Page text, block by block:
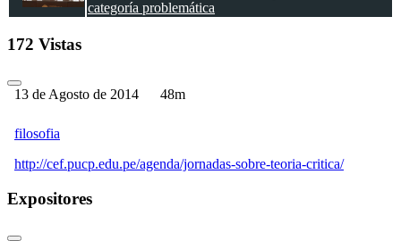
categoría problemática
inmanente? Sobre la polémica de Paul Ricoeur con
la conferencia de Miguel Giusti
del poder a la crítica del poder. Opciones
172 Vistas
13 de Agosto de 2014 48m
filosofia
http://cef.pucp.edu.pe/agenda/jornadas-sobre-teoria-critica/
Expositores